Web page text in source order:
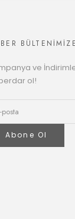
ve
ol!
Abone Ol